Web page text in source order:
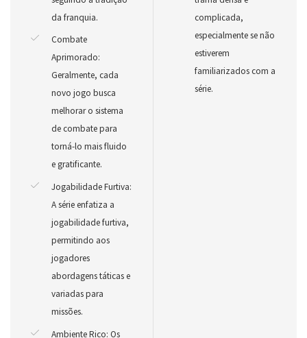
da franquia.
Combate
Aprimorado:
Geralmente, cada
novo jogo busca
melhorar o sistema
de combate para
torná-lo mais fluido
e gratificante.
Jogabilidade Furtiva:
A série enfatiza a
jogabilidade furtiva,
permitindo aos
jogadores
abordagens táticas e
variadas para
missões.
Ambiente Rico: Os
complicada,
especialmente se não
estiverem
familiarizados com a
série.